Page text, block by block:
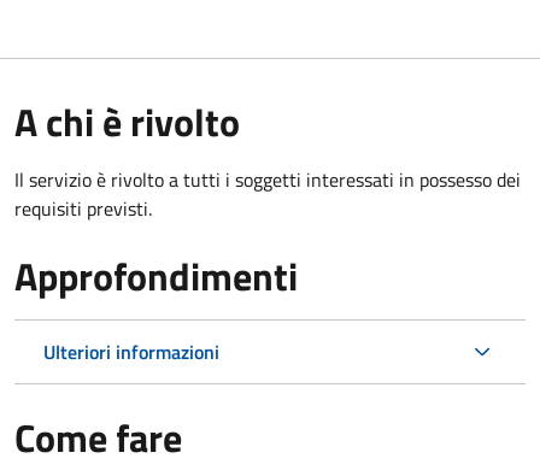
A chi è rivolto
Il servizio è rivolto a tutti i soggetti interessati in possesso dei
requisiti previsti.
Approfondimenti
Ulteriori informazioni
Come fare